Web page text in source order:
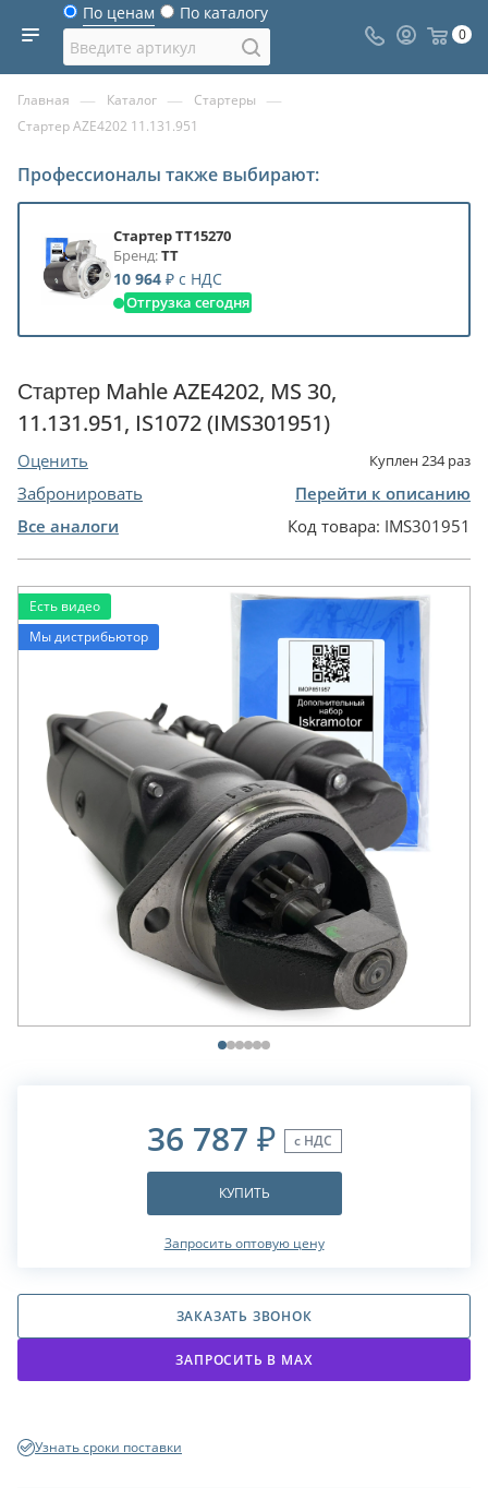
По ценам По каталогу
0
Главная — Каталог — Стартеры —
Стартер AZE4202 11.131.951
Профессионалы также выбирают:
Стартер TT15270
Бренд:TT
10 964 ₽ с НДС
Отгрузка сегодня
Стартер Mahle AZE4202, MS 30,
11.131.951, IS1072 (IMS301951)
Оценить Куплен234раз
Забронировать
Перейти к описанию
Все аналоги
Код товара: IMS301951
Есть видео
Мы дистрибьютор
36 787 ₽ с НДС
КУПИТЬ
Запросить оптовую цену
ЗАКАЗАТЬ ЗВОНОК
ЗАПРОСИТЬ В МАХ
Узнать сроки поставки